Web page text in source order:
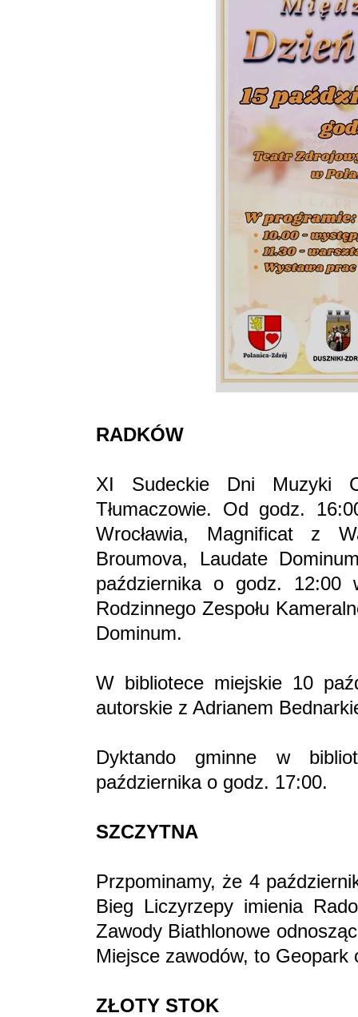
RADKÓW
XI Sudeckie Dni Muzyki
Tłumaczowie. Od godz.
Wrocławia, Magnificat z
Broumova, Laudate
października o godz.
Rodzinnego Zespołu
Dominum.
W bibliotece miejskie 10
autorskie z Adrianem
Dyktando gminne w
października o godz. 17:00.
SZCZYTNA
Przpominamy, że 4
Bieg Liczyrzepy imienia
Zawody Biathlonowe
Miejsce zawodów, to
ZŁOTY STOK